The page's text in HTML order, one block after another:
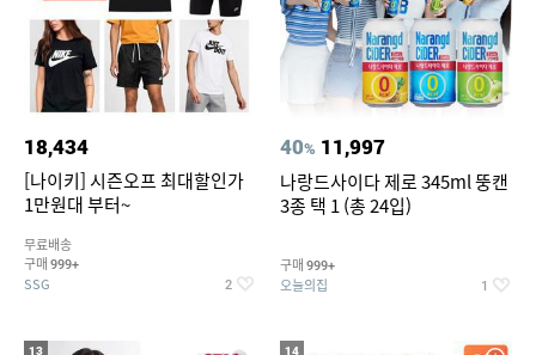
18,434
[나이키] 시즌오프 최대할인가
1만원대 부터~
무료배송
구매 999+
SSG 2
40% 11,997
나랑드사이다 제로 345ml 뚱캔
3종 택 1 (총 24입)
구매 999+
오늘의집 1
13 14